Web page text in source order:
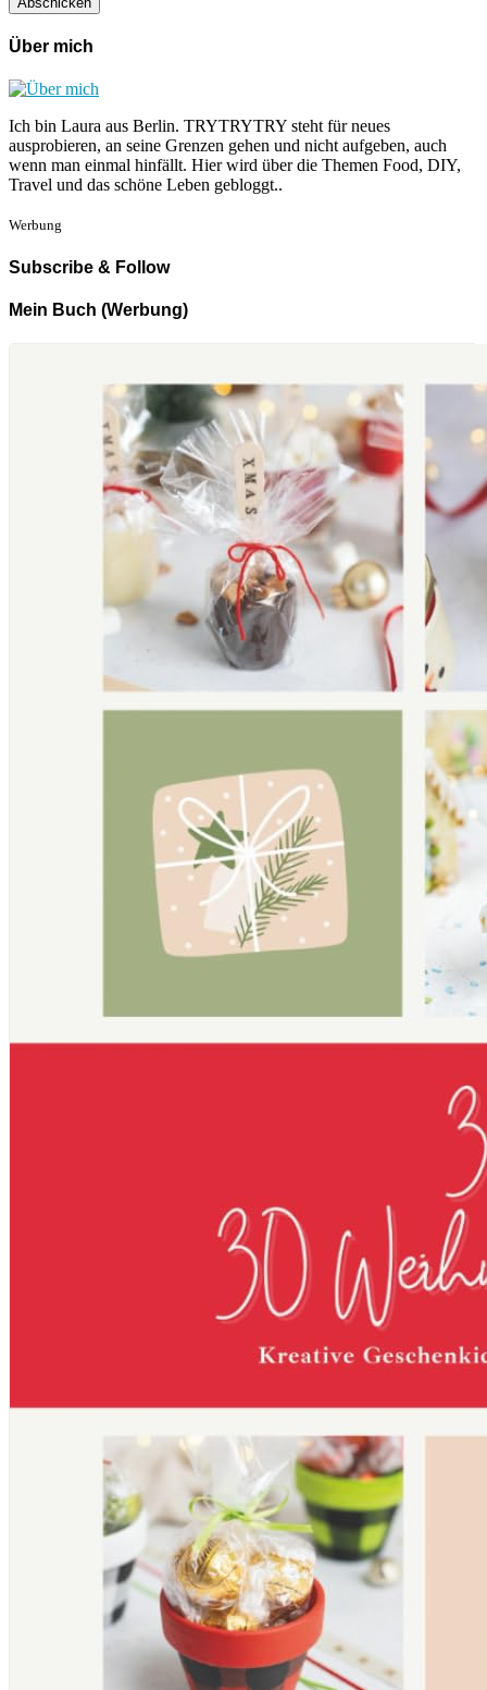
Über mich
Ich bin Laura aus Berlin. TRYTRYTRY steht für neues
ausprobieren, an seine Grenzen gehen und nicht aufgeben, auch
wenn man einmal hinfällt. Hier wird über die Themen Food, DIY,
Travel und das schöne Leben gebloggt..
Werbung
Subscribe & Follow
Mein Buch (Werbung)